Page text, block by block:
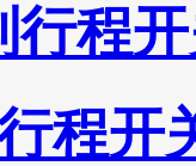
程
程开